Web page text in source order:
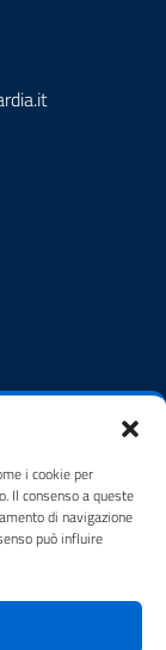
i cookie per
Il consenso a queste
di navigazione
può influire